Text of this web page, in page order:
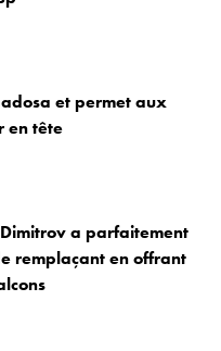
et permet aux
en tête
a parfaitement
remplaçant en offrant